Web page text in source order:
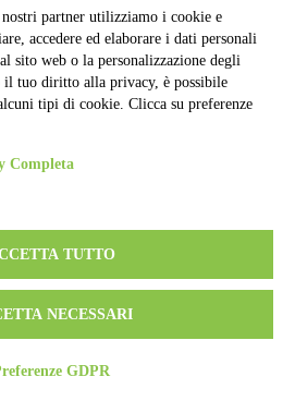
50095 volte
and powered by Gruppo Spaggiari
& New Social Media
partner utilizziamo i cookie e
accedere ed elaborare i dati personali
sito web o la personalizzazione degli
il tuo diritto alla privacy, è possibile
tipi di cookie. Clicca su preferenze
Completa
TUTTO
NECESSARI
GDPR